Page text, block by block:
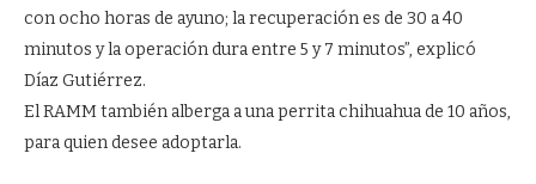
con ocho horas de ayuno; la recuperación es de 30 a 40
minutos y la operación dura entre 5 y 7 minutos”, explicó
Díaz Gutiérrez.
El RAMM también alberga a una perrita chihuahua de 10 años,
para quien desee adoptarla.